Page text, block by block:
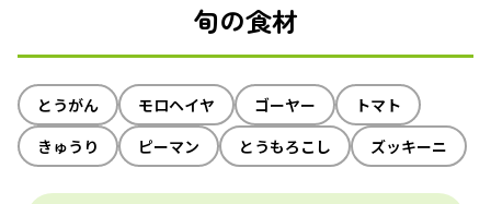
旬の食材
とうがん モロヘイヤ ゴーヤー
トマト
きゅうり
ピーマン とうもろこし ズッキーニ